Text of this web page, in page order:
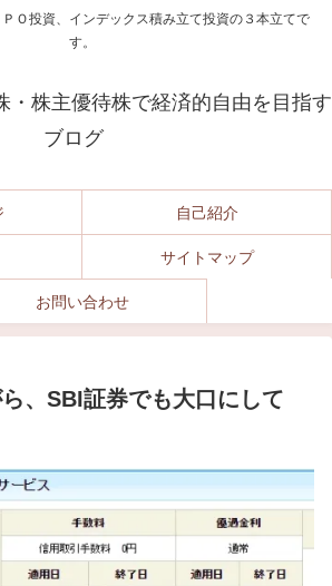
Ｏ投資、インデックス積み立て投資の３本立てで
す。
・株主優待株で経済的自由を目指す
ブログ
自己紹介
サイトマップ
お問い合わせ
、SBI証券でも大口にして